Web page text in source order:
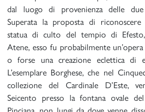
dal luogo di provenienza delle
Superata la proposta di
statua di culto del tempio di
Atene, esso fu probabilmente
o forse una creazione eclettica di
L’esemplare Borghese, che nel
collezione del Cardinale D’Este,
Seicento presso la fontana ovale